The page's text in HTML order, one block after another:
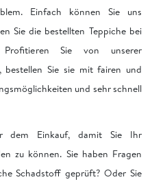
Einfach können Sie uns
Sie die bestellten Teppiche bei
Profitieren Sie von unserer
bestellen Sie sie mit fairen und
und sehr schnell
dem Einkauf, damit Sie Ihr
zu können. Sie haben Fragen
Schadstoff geprüft? Oder Sie